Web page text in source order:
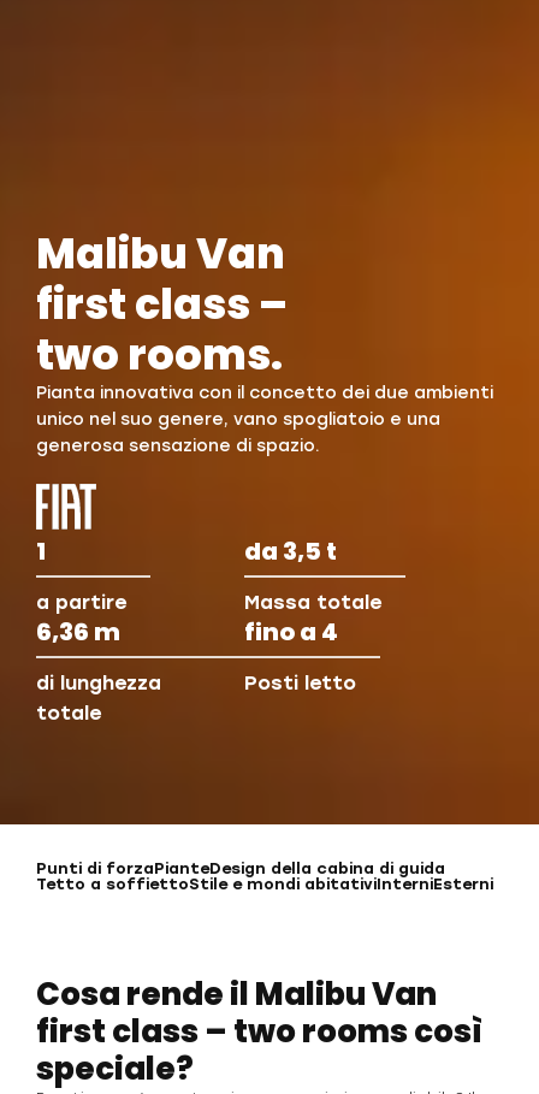
Malibu Van
first class –
two rooms.
Pianta innovativa con il concetto dei due ambienti
unico nel suo genere, vano spogliatoio e una
generosa sensazione di spazio.
1
a partire
da 3,5 t
Massa totale
6,36 m
di lunghezza
totale
fino a 4
Posti letto
Punti di forzaPianteDesign della cabina di guida
Tetto a soffiettoStile e mondi abitativiInterniEsterni
Cosa rende il Malibu Van
first class – two rooms così
speciale?